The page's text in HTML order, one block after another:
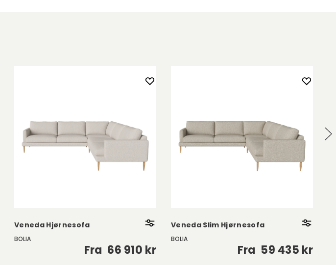
Veneda Hjørnesofa
BOLIA
Fra 66 910 kr
Veneda Slim Hjørnesofa
BOLIA
Fra 59 435 kr